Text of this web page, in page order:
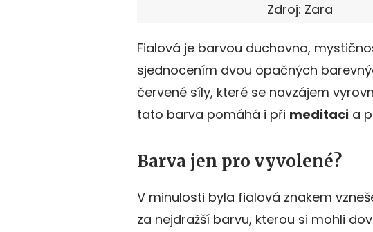
Zdroj: Zara
Fialová je barvou duchovna,
sjednocením dvou opačných
červené síly, které se navzájem
tato barva pomáhá i při meditaci a
Barva jen pro vyvolené?
V minulosti byla fialová znakem
za nejdražší barvu, kterou si mohli